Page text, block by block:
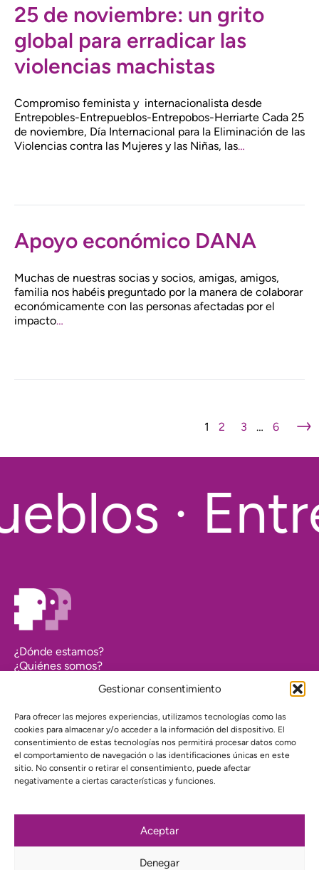
Gestionar consentimiento
Para ofrecer las mejores experiencias, utilizamos tecnologías como las
cookies para almacenar y/o acceder a la información del dispositivo. El
consentimiento de estas tecnologías nos permitirá procesar datos como
el comportamiento de navegación o las identificaciones únicas en este
sitio. No consentir o retirar el consentimiento, puede afectar
negativamente a ciertas características y funciones.
Aceptar
Denegar
25 de noviembre: un grito
global para erradicar las
violencias machistas
Compromiso feminista y internacionalista desde
Entrepobles-Entrepueblos-Entrepobos-Herriarte Cada 25
de noviembre, Día Internacional para la Eliminación de las
Violencias contra las Mujeres y las Niñas, las…
Apoyo económico DANA
Muchas de nuestras socias y socios, amigas, amigos,
familia nos habéis preguntado por la manera de colaborar
económicamente con las personas afectadas por el
impacto…
1 2 3 … 6 →
·
¿Dónde estamos?
¿Quiénes somos?
Transparencia
Política de cookies (UE)
Política de privacidad